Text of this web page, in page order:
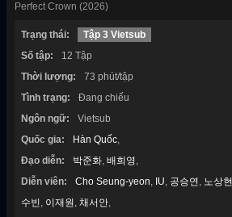
Perfect Crown (2026)
Trạng thái:
Tập 3 Vietsub
Số tập:
12 Tập
Thời lượng:
73 phút/tập
Tình trạng:
Đang chiếu
Ngôn ngữ:
Vietsub
Quốc gia:
Hàn Quốc,
Đạo diễn:
박준화, 배희영,
Diễn viên:
Cho Seung-yeon, IU, 공승연 , 노상현
수빈, 이재원 , 채서안,